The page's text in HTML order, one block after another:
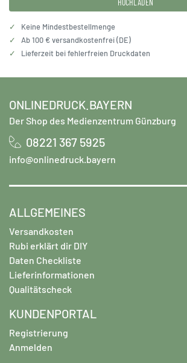
✓
Keine Mindestbestellmenge
✓
Ab 100 € versandkostenfrei (DE)
✓
Lieferzeit bei fehlerfreien Druckdaten
ONLINEDRUCK.BAYERN
Der Shop des Medienzentrum Günzburg
08221 367 5925
info@onlinedruck.bayern
ALLGEMEINES
Versandkosten
Rubi erklärt dir DIY
Daten Checkliste
Lieferinformationen
Qualitätscheck
KUNDENPORTAL
Registrierung
Anmelden